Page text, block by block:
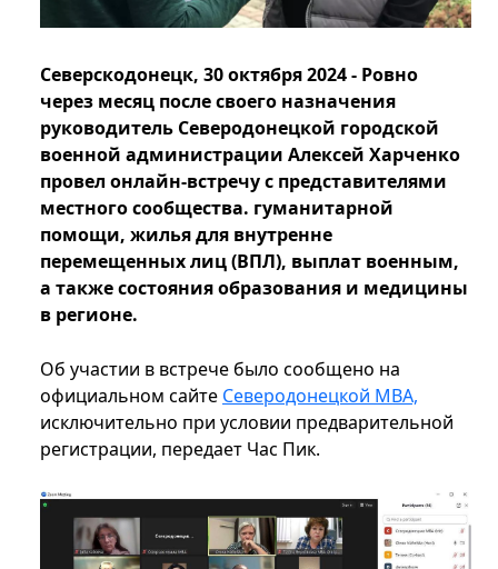
Северскодонецк, 30 октября 2024 - Ровно
через месяц после своего назначения
руководитель Северодонецкой городской
военной администрации Алексей Харченко
провел онлайн-встречу с представителями
местного сообщества. гуманитарной
помощи, жилья для внутренне
перемещенных лиц (ВПЛ), выплат военным,
а также состояния образования и медицины
в регионе.
Об участии в встрече было сообщено на
официальном сайте Северодонецкой МВА,
исключительно при условии предварительной
регистрации, передает Час Пик.